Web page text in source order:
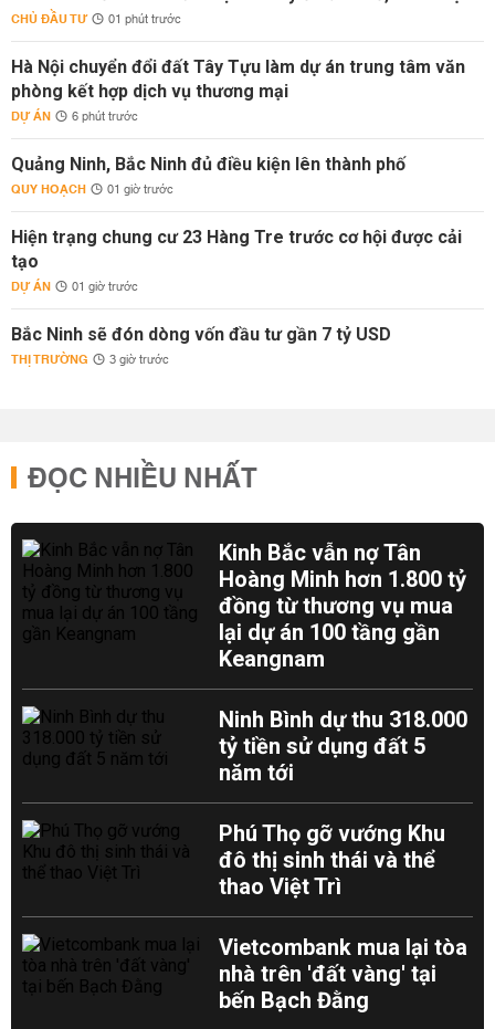
CHỦ ĐẦU TƯ 01 phút trước
Hà Nội chuyển đổi đất Tây Tựu làm dự án trung tâm văn
phòng kết hợp dịch vụ thương mại
DỰ ÁN 6 phút trước
Quảng Ninh, Bắc Ninh đủ điều kiện lên thành phố
QUY HOẠCH 01 giờ trước
Hiện trạng chung cư 23 Hàng Tre trước cơ hội được cải
tạo
DỰ ÁN 01 giờ trước
Bắc Ninh sẽ đón dòng vốn đầu tư gần 7 tỷ USD
THỊ TRƯỜNG 3 giờ trước
ĐỌC NHIỀU NHẤT
Kinh Bắc vẫn nợ Tân
Hoàng Minh hơn 1.800 tỷ
đồng từ thương vụ mua
lại dự án 100 tầng gần
Keangnam
Ninh Bình dự thu 318.000
tỷ tiền sử dụng đất 5
năm tới
Phú Thọ gỡ vướng Khu
đô thị sinh thái và thể
thao Việt Trì
Vietcombank mua lại tòa
nhà trên 'đất vàng' tại
bến Bạch Đằng